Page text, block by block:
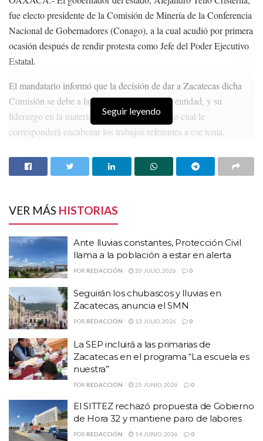
seguridad
ssp Zacatecas
fue electo presidente de la Comisión de Minería de la Conferencia
Nacional de Gobernadores (Conago), a la cual acudió por primera
ocasión después de rendir protesta como Jefe del Poder Ejecutivo
Estatal.
El mandatario informó que la decisión de dar a Zacatecas dicha
Comisión se debe a la vocación minera de la entidad, y su
liderazgo en la materia a nivel nacional, por lo cual le
corresponderá encabezar los trabajos referentes a ese tema.
HISTORIAS RELACIONADAS
la población a estar en alerta
Seguirán los chubascos y lluvias en Zacatecas,
anuncia el SMN
La SEP incluirá a las primarias de Zacatecas en el
programa “La escuela es nuestra”
Desde ayer jueves y a lo largo de este día, Alejandro Tello
participa en la LI Reunión Ordinaria de la Conago, en esta
ocasión con sede en Oaxaca.
En el transcurso del día se enviará información detallada de los
acuerdos y actividades.
Seguir leyendo
VER MÁS HISTORIAS
Ante lluvias constantes, Protección Civil
llama a la población a estar en alerta
POR REDACCIÓN 20 JULIO, 2026 0
Seguirán los chubascos y lluvias en
Zacatecas, anuncia el SMN
POR REDACCIÓN 13 JULIO, 2026 0
La SEP incluirá a las primarias de
Zacatecas en el programa “La escuela es
nuestra”
POR REDACCIÓN 25 JUNIO, 2026 0
El SITTEZ rechazó propuesta de Gobierno
de Hora 32 y mantiene paro de labores
POR REDACCIÓN 14 JUNIO, 2026 0